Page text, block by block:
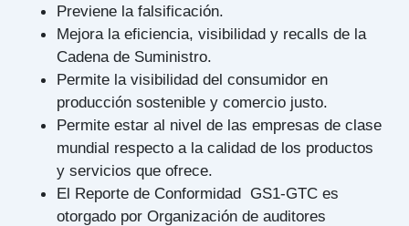
Previene la falsificación.
Mejora la eficiencia, visibilidad y recalls de la
Cadena de Suministro.
Permite la visibilidad del consumidor en
producción sostenible y comercio justo.
Permite estar al nivel de las empresas de clase
mundial respecto a la calidad de los productos
y servicios que ofrece.
El Reporte de Conformidad GS1-GTC es
otorgado por Organización de auditores